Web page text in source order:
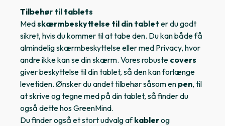
Tilbehør til tablets
Medskærmbeskyttelse til din tablet er du godt
sikret, hvis du kommer til at tabe den. Du kan både få
almindelig skærmbeskyttelse eller med Privacy, hvor
andre ikke kan se din skærm. Vores robuste covers
giver beskyttelse til din tablet, så den kan forlænge
levetiden. Ønsker du andet tilbehør såsom en pen, til
at skrive og tegne med på din tablet, så finder du
også dette hos GreenMind.
Du finder også et stort udvalg afkablerog